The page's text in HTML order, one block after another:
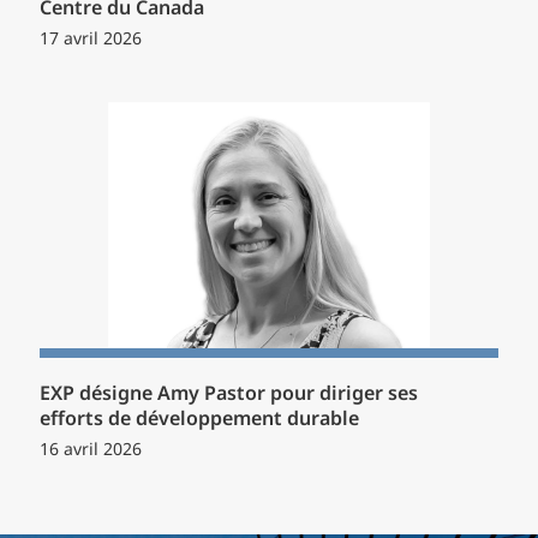
Centre du Canada
17 avril 2026
EXP désigne Amy Pastor pour diriger ses
efforts de développement durable
16 avril 2026